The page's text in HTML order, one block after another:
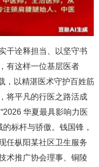
干诠释担当、以坚守书
有这样一位基层医者
以精湛医术守护百姓筋
将平凡的行医之路活成
华夏最具影响力医
标杆与骄傲。钱国锋，
任枞阳某社区卫生服务
术推广协会理事、铜陵